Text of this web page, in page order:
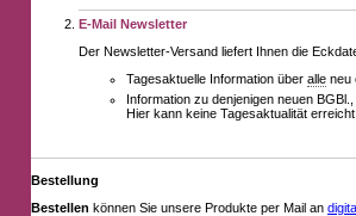
E-Mail Newsletter
Der Newsletter-Versand liefert Ihnen die
Tagesaktuelle Information über alle neu
Information zu denjenigen neuen
Hier kann keine Tagesaktualität
Bestellung
Bestellen können Sie unsere Produkte per Mail an